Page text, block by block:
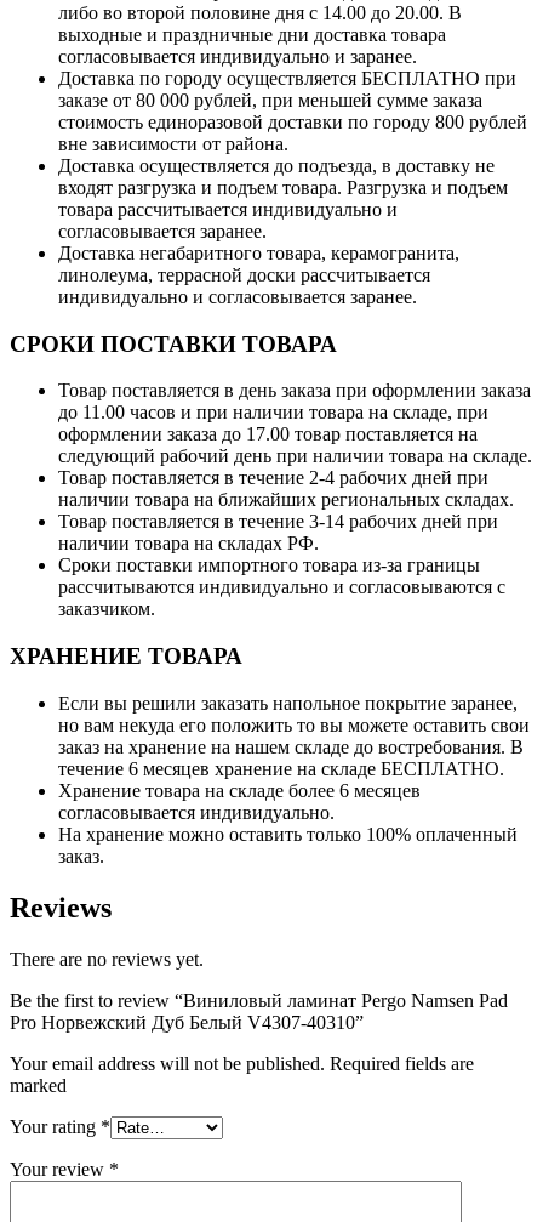
либо во второй половине дня с 14.00 до 20.00. В
выходные и праздничные дни доставка товара
согласовывается индивидуально и заранее.
Доставка по городу осуществляется БЕСПЛАТНО при
заказе от 80 000 рублей, при меньшей сумме заказа
стоимость единоразовой доставки по городу 800 рублей
вне зависимости от района.
Доставка осуществляется до подъезда, в доставку не
входят разгрузка и подъем товара. Разгрузка и подъем
товара рассчитывается индивидуально и
согласовывается заранее.
Доставка негабаритного товара, керамогранита,
линолеума, террасной доски рассчитывается
индивидуально и согласовывается заранее.
СРОКИ ПОСТАВКИ ТОВАРА
Товар поставляется в день заказа при оформлении заказа
до 11.00 часов и при наличии товара на складе, при
оформлении заказа до 17.00 товар поставляется на
следующий рабочий день при наличии товара на складе.
Товар поставляется в течение 2-4 рабочих дней при
наличии товара на ближайших региональных складах.
Товар поставляется в течение 3-14 рабочих дней при
наличии товара на складах РФ.
Сроки поставки импортного товара из-за границы
рассчитываются индивидуально и согласовываются с
заказчиком.
ХРАНЕНИЕ ТОВАРА
Если вы решили заказать напольное покрытие заранее,
но вам некуда его положить то вы можете оставить свои
заказ на хранение на нашем складе до востребования. В
течение 6 месяцев хранение на складе БЕСПЛАТНО.
Хранение товара на складе более 6 месяцев
согласовывается индивидуально.
На хранение можно оставить только 100% оплаченный
заказ.
Reviews
There are no reviews yet.
Be the first to review “Виниловый ламинат Pergo Namsen Pad
Pro Норвежский Дуб Белый V4307-40310”
Your email address will not be published. Required fields are
marked
Your rating *
Your review *